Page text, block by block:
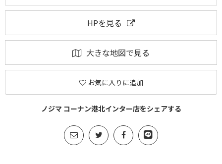
HPを見る
大きな地図で見る
お気に入りに追加
ノジマ コーナン港北インター店をシェアする